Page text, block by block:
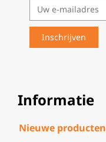
Informatie
Nieuwe producten